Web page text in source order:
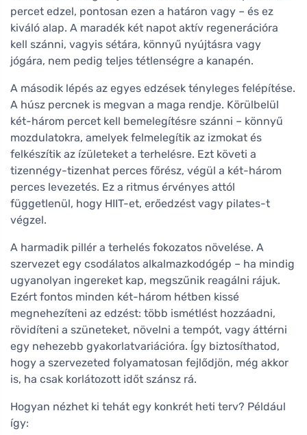
percet edzel, pontosan ezen a határon vagy – és ez
kiváló alap. A maradék két napot aktív regenerációra
kell szánni, vagyis sétára, könnyű nyújtásra vagy
jógára, nem pedig teljes tétlenségre a kanapén.
A második lépés az egyes edzések tényleges felépítése.
A húsz percnek is megvan a maga rendje. Körülbelül
két-három percet kell bemelegítésre szánni – könnyű
mozdulatokra, amelyek felmelegítik az izmokat és
felkészítik az ízületeket a terhelésre. Ezt követi a
tizennégy-tizenhat perces főrész, végül a két-három
perces levezetés. Ez a ritmus érvényes attól
függetlenül, hogy HIIT-et, erőedzést vagy pilates-t
végzel.
A harmadik pillér a terhelés fokozatos növelése. A
szervezet egy csodálatos alkalmazkodógép – ha mindig
ugyanolyan ingereket kap, megszűnik reagálni rájuk.
Ezért fontos minden két-három hétben kissé
megnehezíteni az edzést: több ismétlést hozzáadni,
rövidíteni a szüneteket, növelni a tempót, vagy áttérni
egy nehezebb gyakorlatvariációra. Így biztosíthatod,
hogy a szervezeted folyamatosan fejlődjön, még akkor
is, ha csak korlátozott időt szánsz rá.
Hogyan nézhet ki tehát egy konkrét heti terv? Például
így: